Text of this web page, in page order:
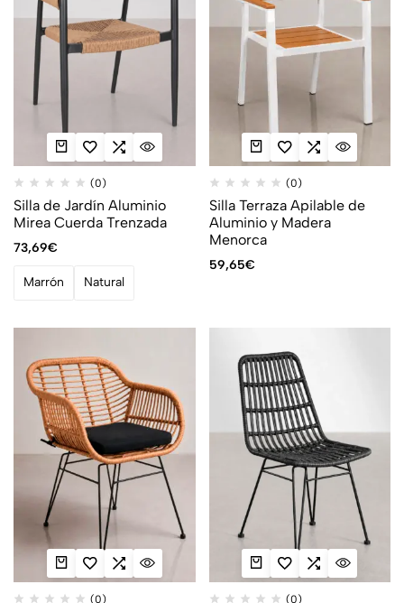
(0)
Silla de Jardín Aluminio
Mirea Cuerda Trenzada
73,69€
Marrón Natural
(0)
Silla Terraza Apilable de
Aluminio y Madera
Menorca
59,65€
(0) (0)